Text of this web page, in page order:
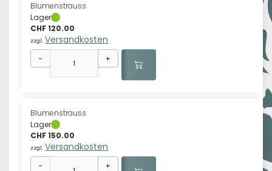
Blumenstrauss
Lager
CHF 120.00
zzgl. Versandkosten
- +
Blumenstrauss
Lager
CHF 150.00
zzgl. Versandkosten
- +